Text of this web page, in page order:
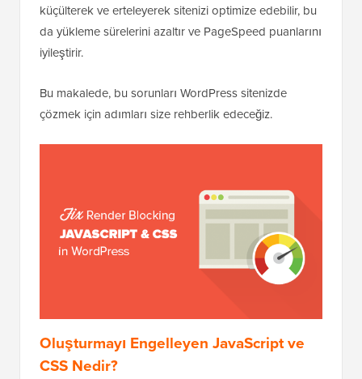
küçülterek ve erteleyerek sitenizi optimize edebilir, bu
da yükleme sürelerini azaltır ve PageSpeed puanlarını
iyileştirir.
Bu makalede, bu sorunları WordPress sitenizde
çözmek için adımları size rehberlik edeceğiz.
Oluşturmayı Engelleyen JavaScript ve
CSS Nedir?